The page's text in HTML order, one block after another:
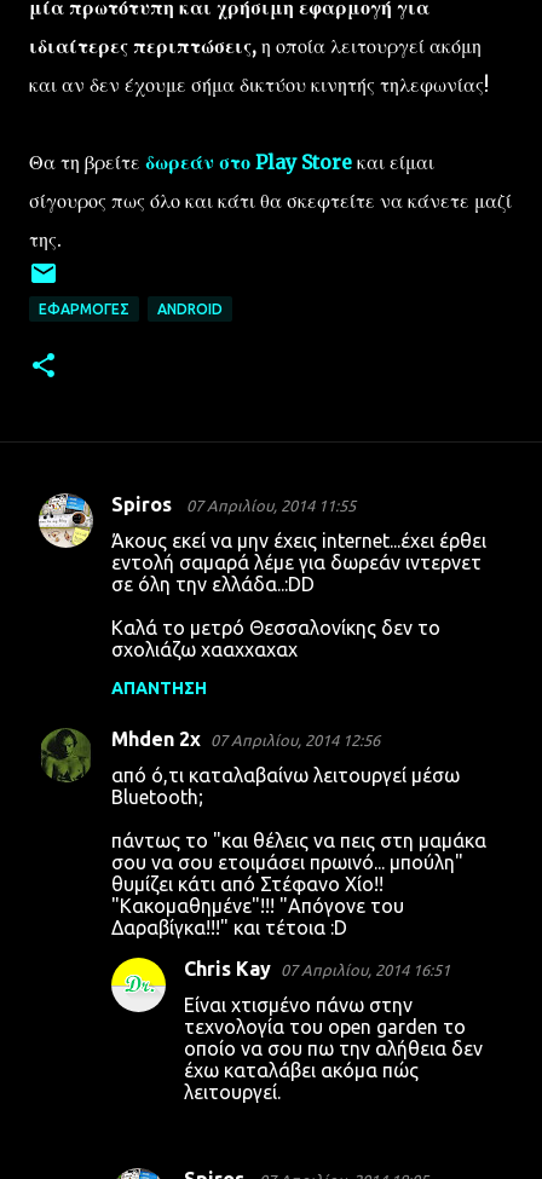
μία πρωτότυπη και χρήσιμη εφαρμογή για
ιδιαίτερες περιπτώσεις, η οποία λειτουργεί ακόμη
και αν δεν έχουμε σήμα δικτύου κινητής τηλεφωνίας!
Θα τη βρείτε δωρεάν στο Play Store και είμαι
σίγουρος πως όλο και κάτι θα σκεφτείτε να κάνετε μαζί
της.
ΕΦΑΡΜΟΓΈΣ ANDROID
Σ
Spiros 07 Απριλίου, 2014 11:55
Άκους εκεί να μην έχεις internet...έχει έρθει
εντολή σαμαρά λέμε για δωρεάν ιντερνετ
σε όλη την ελλάδα..:DD
Καλά το μετρό Θεσσαλονίκης δεν το
σχολιάζω χααχχαχαχ
ΑΠΆΝΤΗΣΗ
Mhden 2x 07 Απριλίου, 2014 12:56
από ό,τι καταλαβαίνω λειτουργεί μέσω
Bluetooth;
πάντως το "και θέλεις να πεις στη μαμάκα
σου να σου ετοιμάσει πρωινό... μπούλη"
θυμίζει κάτι από Στέφανο Χίο!!
"Κακομαθημένε"!!! "Απόγονε του
Δαραβίγκα!!!" και τέτοια :D
Chris Kay
07 Απριλίου, 2014 16:51
Είναι χτισμένο πάνω στην
τεχνολογία του open garden το
οποίο να σου πω την αλήθεια δεν
έχω καταλάβει ακόμα πώς
λειτουργεί.